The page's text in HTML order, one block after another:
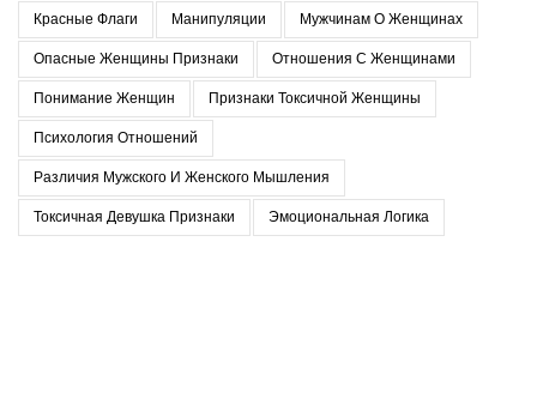
Красные Флаги Манипуляции Мужчинам О Женщинах
Опасные Женщины Признаки Отношения С Женщинами
Понимание Женщин Признаки Токсичной Женщины
Психология Отношений
Различия Мужского И Женского Мышления
Токсичная Девушка Признаки Эмоциональная Логика